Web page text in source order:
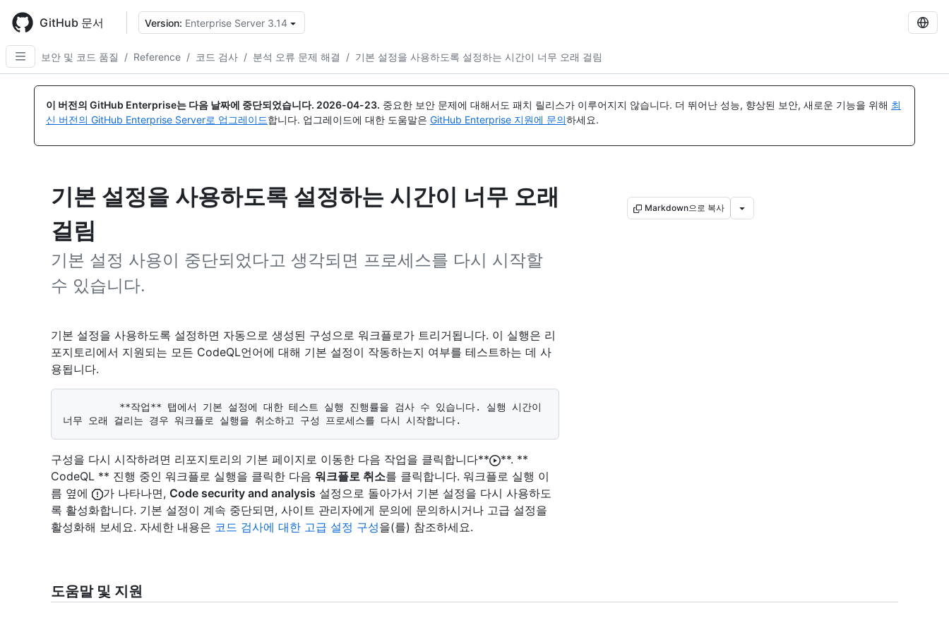
main
content
GitHub 문서 Version: Enterprise Server 3.14
보안 및 코드 품질
/ Reference / 코드 검사 / 분석 오류 문제 해결 / 기본 설정을 사용하도록 설정하는 시간이 너무 오래 걸림
이 버전의 GitHub Enterprise는 다음 날짜에 중단되었습니다. 2026-04-23. 중요한 보안 문제에 대해서도 패치 릴리스가 이루어지지 않습니다. 더 뛰어난 성능, 향상된 보안, 새로운 기능을 위해 최
신 버전의 GitHub Enterprise Server로 업그레이드합니다. 업그레이드에 대한 도움말은 GitHub Enterprise 지원에 문의하세요.
기본 설정을 사용하도록 설정하는 시간이 너무 오래
걸림
기본 설정 사용이 중단되었다고 생각되면 프로세스를 다시 시작할
수 있습니다.
Markdown으로 복사
기본 설정을 사용하도록 설정하면 자동으로 생성된 구성으로 워크플로가 트리거됩니다. 이 실행은 리
포지토리에서 지원되는 모든 CodeQL언어에 대해 기본 설정이 작동하는지 여부를 테스트하는 데 사
용됩니다.
구성을 다시 시작하려면 리포지토리의 기본 페이지로 이동한 다음 작업을 클릭합니다**
**. **
CodeQL ** 진행 중인 워크플로 실행을 클릭한 다음 워크플로 취소를 클릭합니다. 워크플로 실행 이
름 옆에
가 나타나면, Code security and analysis 설정으로 돌아가서 기본 설정을 다시 사용하도
록 활성화합니다. 기본 설정이 계속 중단되면, 사이트 관리자에게 문의에 문의하시거나 고급 설정을
활성화해 보세요. 자세한 내용은 코드 검사에 대한 고급 설정 구성을(를) 참조하세요.
도움말 및 지원